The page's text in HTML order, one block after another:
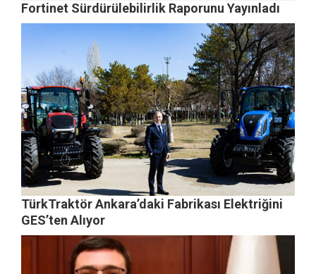
Fortinet Sürdürülebilirlik Raporunu Yayınladı
TürkTraktör Ankara’daki Fabrikası Elektriğini
GES’ten Alıyor